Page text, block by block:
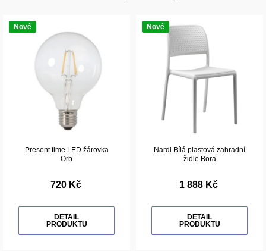
Nové
Present time LED žárovka
Orb
720 Kč
DETAIL
PRODUKTU
Nové
Nardi Bílá plastová zahradní
židle Bora
1 888 Kč
DETAIL
PRODUKTU